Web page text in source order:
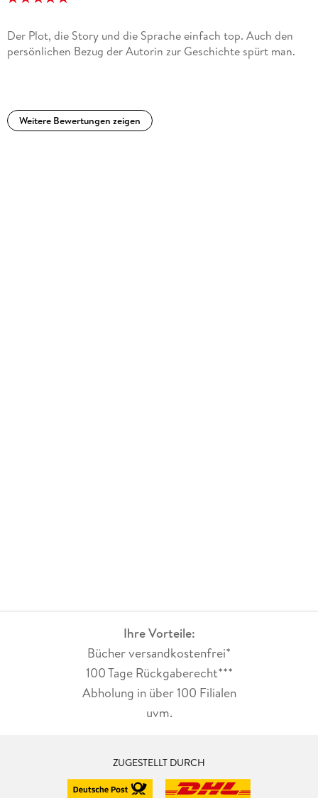
Claudia Schmidt, Hugendubel Lübeck Königstraße
»Was für ein Buch. Was für eine wahnsinnig dramatische
Geschichte. « Silvia Dierken, Thalia Diekmann
Der Plot, die Story und die Sprache einfach top. Auch den
persönlichen Bezug der Autorin zur Geschichte spürt man.
Weitere Bewertungen zeigen
Ihre Vorteile:
Bücher versandkostenfrei*
100 Tage Rückgaberecht***
Abholung in über 100 Filialen
uvm.
ZUGESTELLT DURCH